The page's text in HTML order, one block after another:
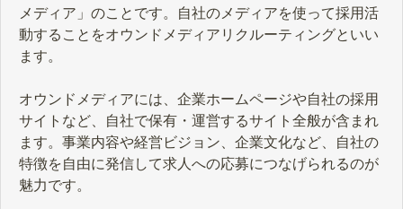
メディア」のことです。自社のメディアを使って採用活
動することをオウンドメディアリクルーティングといい
ます。
オウンドメディアには、企業ホームページや自社の採用
サイトなど、自社で保有・運営するサイト全般が含まれ
ます。事業内容や経営ビジョン、企業文化など、自社の
特徴を自由に発信して求人への応募につなげられるのが
魅力です。